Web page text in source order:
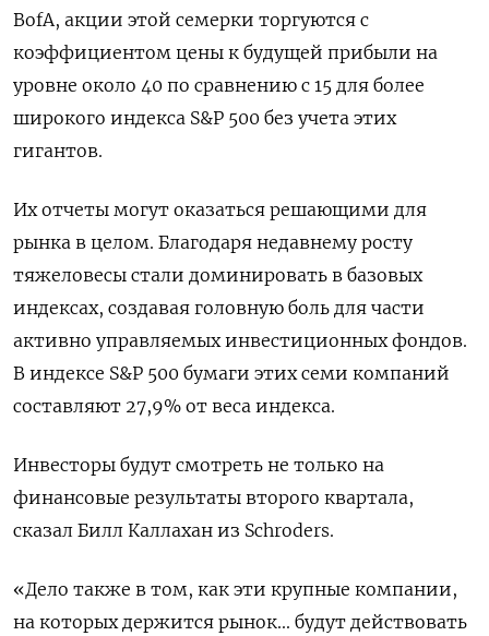
BofA, акции этой семерки торгуются с
коэффициентом цены к будущей прибыли на
уровне около 40 по сравнению с 15 для более
широкого индекса S&P 500 без учета этих
гигантов.
Их отчеты могут оказаться решающими для
рынка в целом. Благодаря недавнему росту
тяжеловесы стали доминировать в базовых
индексах, создавая головную боль для части
активно управляемых инвестиционных фондов.
В индексе S&P 500 бумаги этих семи компаний
составляют 27,9% от веса индекса.
Инвесторы будут смотреть не только на
финансовые результаты второго квартала,
сказал Билл Каллахан из Schroders.
«Дело также в том, как эти крупные компании,
на которых держится рынок... будут действовать